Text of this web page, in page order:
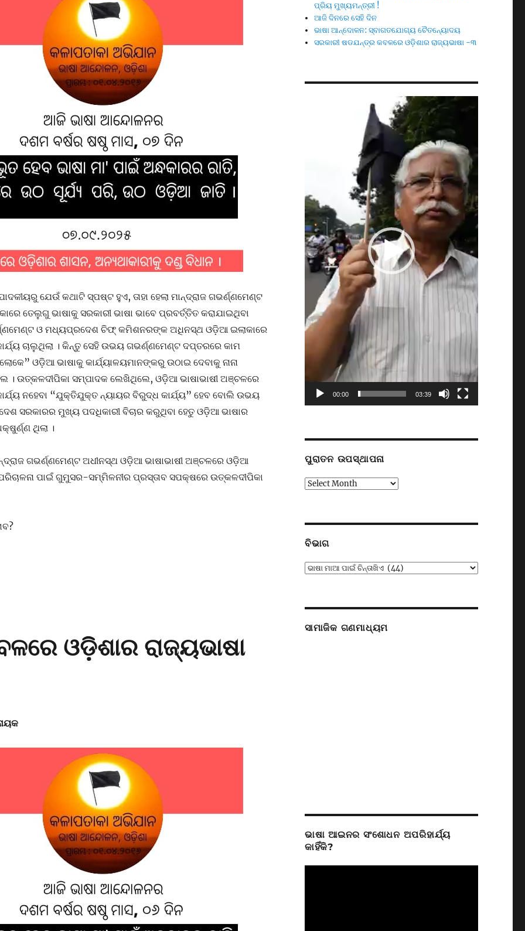
ଯେଉଁ କଥାଟି ସ୍ପଷ୍ଟ ହୁଏ, ତାହା ହେଲା ମାନ୍ଦ୍ରାଜ ଗଭର୍ଣ୍ଣମେଣ୍ଟ
ତେଲୁଗୁ ଭାଷାକୁ ସରକାରୀ ଭାଷା ଭାବେ ପ୍ରବର୍ତ୍ତିତ କରାଯାଇଥିବା
ଓ ମଧ୍ୟପ୍ରଦେଶ ଚିଫ୍ କମିଶନରଙ୍କ ଅଧିନସ୍ଥ ଓଡ଼ିଆ ଇଲାକାରେ
ଚାଲୁଥିଲା । କିନ୍ତୁ ସେହି ଉଭୟ ଗଭର୍ଣ୍ଣମେଣ୍ଟ ଦପ୍ତରରେ କାମ
ଓଡ଼ିଆ ଭାଷାକୁ କାର୍ଯ୍ୟାଳୟମାନଙ୍କରୁ ଉଠାଇ ଦେବାକୁ ନାନା
। ଉତ୍କଳଦୀପିକା ସମ୍ପାଦକ ଲେଖିଥିଲେ, ଓଡ଼ିଆ ଭାଷାଭାଷୀ ଅଞ୍ଚଳରେ
ନହେବା “ଯୁକ୍ତିଯୁକ୍ତ ନ୍ୟାୟର ବିରୁଦ୍ଧ କାର୍ଯ୍ୟ” ହେବ ବୋଲି ଉଭୟ
ସରକାରର ମୁଖ୍ୟ ପଦଧିକାରୀ ବିଚାର କରୁଥିବା ହେତୁ ଓଡ଼ିଆ ଭାଷାର
ଥିଲା ।
ଗଭର୍ଣ୍ଣମେଣ୍ଟ ଅଧୀନସ୍ଥ ଓଡ଼ିଆ ଭାଷାଭାଷୀ ଅଞ୍ଚଳରେ ଓଡ଼ିଆ
ପରିଚାଳନା ପାଇଁ ଗୁମୁସର-ସମ୍ମିଳନୀର ପ୍ରସ୍ତାବ ସପକ୍ଷରେ ଉତ୍କଳଦୀପିକା
ଓଡ଼ିଶାର ରାଜ୍ୟଭାଷା
ପ୍ରିୟ ମୁଖ୍ୟମନ୍ତ୍ରୀ !
ଆଜି ଦିନରେ ସେହି ଦିନ
ଭାଷା ଆନ୍ଦୋଳନ: ସ୍ବାଗତଯୋଗ୍ୟ ଚୈତନ୍ୟୋଦୟ
ସରକାରୀ ଷଡଯନ୍ତ୍ର କବଳରେ ଓଡ଼ିଶାର ରାଜ୍ୟଭାଷା -୩
00:00 03:39
ପୁରାତନ ଉପସ୍ଥାପନା
ପୁରାତନ
ବିଭାଗ
ବିଭାଗ
ସାମାଜିକ ଗଣମାଧ୍ୟମ
ଭାଷା ଆଇନର ସଂଶୋଧନ ଅପରିହାର୍ଯ୍ୟ
କାହିଁକି?